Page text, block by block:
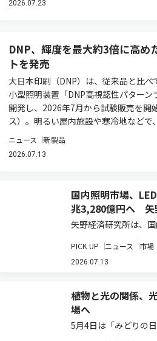
2026.07.23
DNP、輝度を最大約3倍に高め
トを発売
大日本印刷（DNP）は、従来品と比
小型照明装置「DNP高視認性パター
開発し、2026年7月から試験販売を開
ス）。明るい屋内施設や寒冷地など
ニュース 新製品
2026.07.13
国内照明市場、
兆3,280億円へ 矢
矢野経済研究所は、
の国内照明総市場規模
910億2,500万円と推
PICK UP ニュース 市場
2026.07.13
植物と光の関係、
場へ
5月4日は「みどりの